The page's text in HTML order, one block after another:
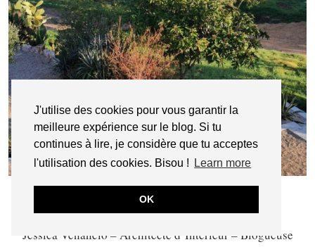
J'utilise des cookies pour vous garantir la
meilleure expérience sur le blog. Si tu
continues à lire, je considère que tu acceptes
l'utilisation des cookies. Bisou !
Learn more
OK
Jessica Venancio – Architecte d’Intérieur – Blogueuse